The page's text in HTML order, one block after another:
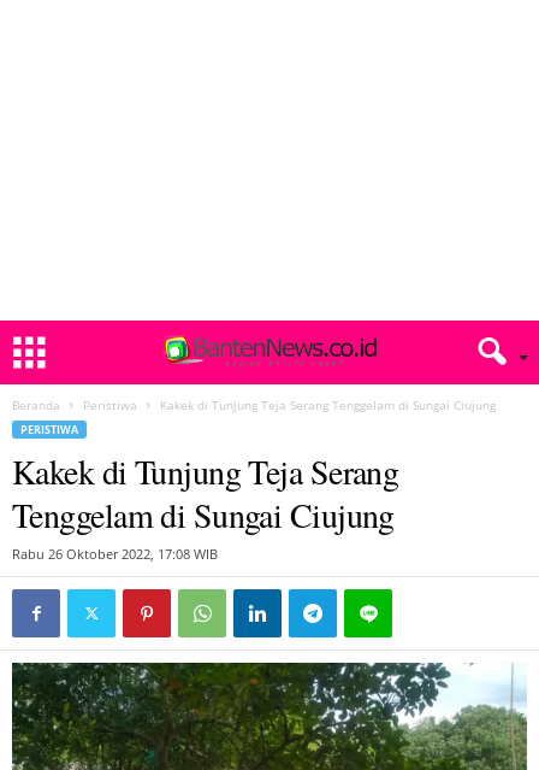
Beranda Peristiwa Kakek di Tunjung Teja Serang Tenggelam di Sungai Ciujung
PERISTIWA
Kakek di Tunjung Teja Serang
Tenggelam di Sungai Ciujung
Rabu 26 Oktober 2022, 17:08 WIB